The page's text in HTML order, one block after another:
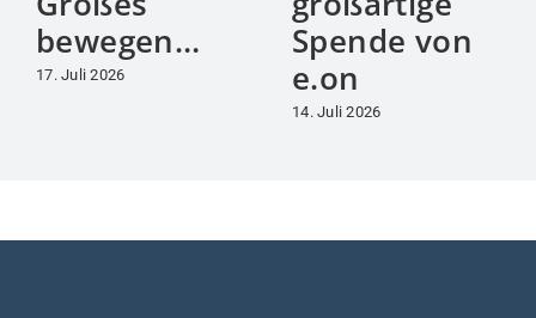
bewegen…
17. Juli 2026
Spende von
e.on
14. Juli 2026